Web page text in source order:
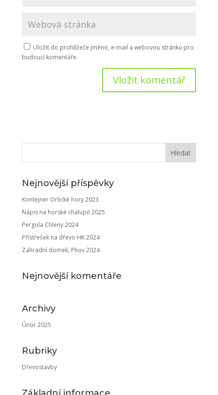
Uložit do prohlížeče jméno, e-mail a webovou stránku pro
budoucí komentáře.
Nejnovější příspěvky
Kontejner Orlické hory 2023
Nápis na horské chalupě 2025
Pergola Chleny 2024
Přístřešek na dřevo HK 2024
Zahradní domek, Phov 2024
Nejnovější komentáře
Archivy
Únor 2025
Rubriky
Dřevostavby